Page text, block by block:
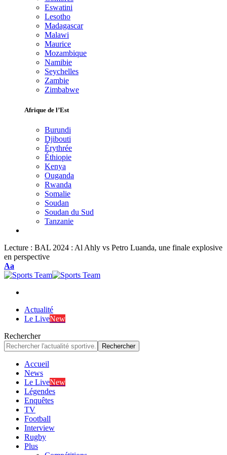
Eswatini
Lesotho
Madagascar
Malawi
Maurice
Mozambique
Namibie
Seychelles
Zambie
Zimbabwe
Afrique de l’Est
Burundi
Djibouti
Érythrée
Éthiopie
Kenya
Ouganda
Rwanda
Somalie
Soudan
Soudan du Sud
Tanzanie
Lecture : BAL 2024 : Al Ahly vs Petro Luanda, une finale explosive
en perspective
Font
Resizer
Aa
Actualité
Le LiveNew
Rechercher
Accueil
News
Le LiveNew
Légendes
Enquêtes
TV
Football
Interview
Rugby
Plus